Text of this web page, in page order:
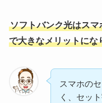
ソフトバンク光はス
で大きなメリットにな
スマホの
く、セッ